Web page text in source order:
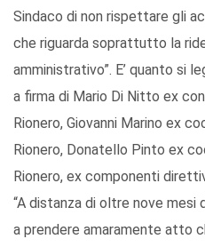
Sindaco di non rispettare gli
che riguarda soprattutto la
amministrativo”. E’ quanto si
a firma di Mario Di Nitto ex
Rionero, Giovanni Marino ex
Rionero, Donatello Pinto ex
Rionero, ex componenti
“A distanza di oltre nove
a prendere amaramente atto